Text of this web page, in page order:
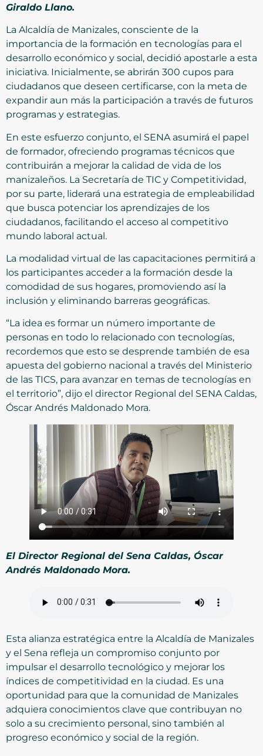
Giraldo Llano.
La Alcaldía de Manizales, consciente de la
importancia de la formación en tecnologías para el
desarrollo económico y social, decidió apostarle a esta
iniciativa. Inicialmente, se abrirán 300 cupos para
ciudadanos que deseen certificarse, con la meta de
expandir aun más la participación a través de futuros
programas y estrategias.
En este esfuerzo conjunto, el SENA asumirá el papel
de formador, ofreciendo programas técnicos que
contribuirán a mejorar la calidad de vida de los
manizaleños. La Secretaría de TIC y Competitividad,
por su parte, liderará una estrategia de empleabilidad
que busca potenciar los aprendizajes de los
ciudadanos, facilitando el acceso al competitivo
mundo laboral actual.
La modalidad virtual de las capacitaciones permitirá a
los participantes acceder a la formación desde la
comodidad de sus hogares, promoviendo así la
inclusión y eliminando barreras geográficas.
“La idea es formar un número importante de
personas en todo lo relacionado con tecnologías,
recordemos que esto se desprende también de esa
apuesta del gobierno nacional a través del Ministerio
de las TICS, para avanzar en temas de tecnologías en
el territorio”, dijo el director Regional del SENA Caldas,
Óscar Andrés Maldonado Mora.
El Director Regional del Sena Caldas, Óscar
Andrés Maldonado Mora.
Esta alianza estratégica entre la Alcaldía de Manizales
y el Sena refleja un compromiso conjunto por
impulsar el desarrollo tecnológico y mejorar los
índices de competitividad en la ciudad. Es una
oportunidad para que la comunidad de Manizales
adquiera conocimientos clave que contribuyan no
solo a su crecimiento personal, sino también al
progreso económico y social de la región.